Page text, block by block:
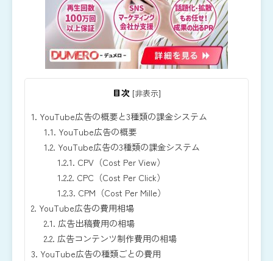
目次 [非表示]
1. YouTube広告の概要と3種類の課金システム
1.1. YouTube広告の概要
1.2. YouTube広告の3種類の課金システム
1.2.1. CPV（Cost Per View）
1.2.2. CPC（Cost Per Click）
1.2.3. CPM（Cost Per Mille）
2. YouTube広告の費用相場
2.1. 広告出稿費用の相場
2.2. 広告コンテンツ制作費用の相場
3. YouTube広告の種類ごとの費用